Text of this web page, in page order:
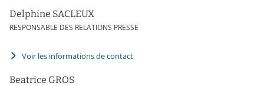
Delphine SACLEUX
RESPONSABLE DES RELATIONS PRESSE
Voir les informations de contact
Beatrice GROS